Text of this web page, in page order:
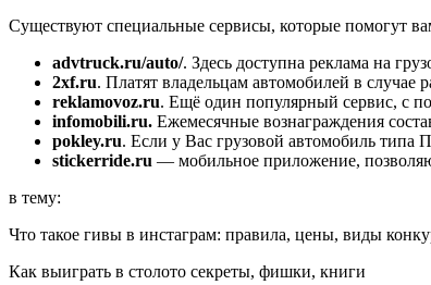
Существуют специальные сервисы, которые помогут
advtruck.ru/auto/. Здесь доступна реклама на
2xf.ru. Платят владельцам автомобилей в случае
reklamovoz.ru. Ещё один популярный сервис, с
infomobili.ru. Ежемесячные вознаграждения
pokley.ru. Если у Вас грузовой автомобиль типа
stickerride.ru — мобильное приложение,
в тему:
Что такое гивы в инстаграм: правила, цены, виды
Как выиграть в столото секреты, фишки, книги